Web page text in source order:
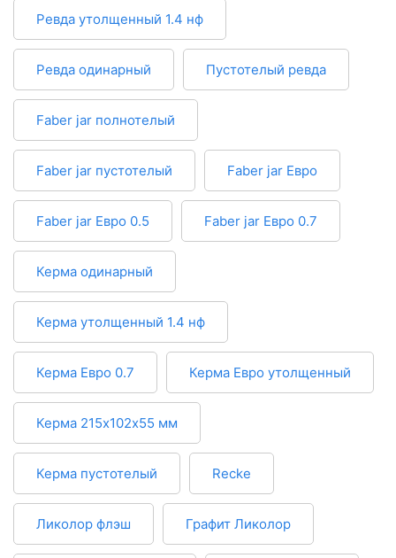
Ревда утолщенный 1.4 нф
Ревда одинарный Пустотелый ревда
Faber jar полнотелый
Faber jar пустотелый Faber jar Евро
Faber jar Евро 0.5 Faber jar Евро 0.7
Керма одинарный
Керма утолщенный 1.4 нф
Керма Евро 0.7 Керма Евро утолщенный
Керма 215х102х55 мм
Керма пустотелый Recke
Ликолор флэш Графит Ликолор